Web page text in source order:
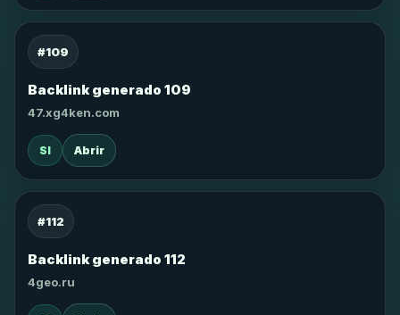
#109
Backlink generado 109
47.xg4ken.com
SI Abrir
#112
Backlink generado 112
4geo.ru